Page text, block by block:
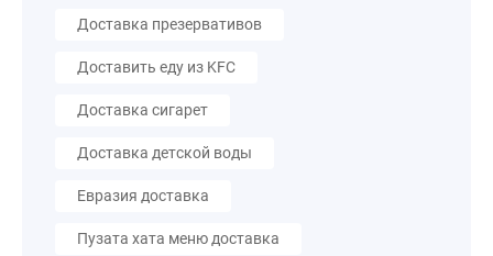
Доставка презервативов
Доставить еду из KFC
Доставка сигарет
Доставка детской воды
Евразия доставка
Пузата хата меню доставка